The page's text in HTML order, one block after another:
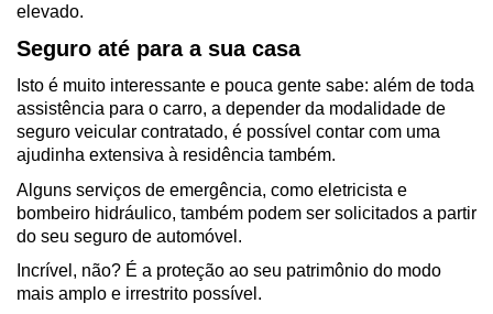
elevado.
Seguro até para a sua casa
Isto é muito interessante e pouca gente sabe: além de toda
assistência para o carro, a depender da modalidade de
seguro veicular contratado, é possível contar com uma
ajudinha extensiva à residência também.
Alguns serviços de emergência, como eletricista e
bombeiro hidráulico, também podem ser solicitados a partir
do seu seguro de automóvel.
Incrível, não? É a proteção ao seu patrimônio do modo
mais amplo e irrestrito possível.